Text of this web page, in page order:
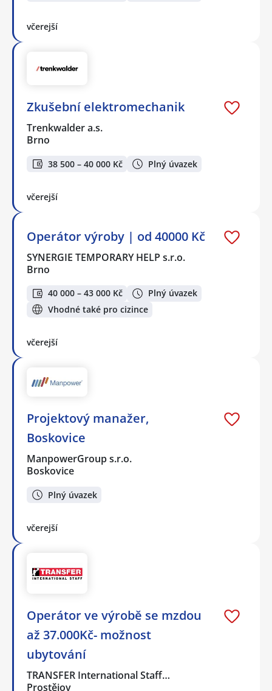
včerejší
Zkušební elektromechanik
Trenkwalder a.s.
Brno
38 500 – 40 000 Kč Plný úvazek
včerejší
Operátor výroby | od 40000 Kč
SYNERGIE TEMPORARY HELP s.r.o.
Brno
40 000 – 43 000 Kč
Plný úvazek
Vhodné také pro cizince
včerejší
Projektový manažer,
Boskovice
ManpowerGroup s.r.o.
Boskovice
Plný úvazek
včerejší
Operátor ve výrobě se mzdou
až 37.000Kč- možnost
ubytování
TRANSFER International Staff…
Prostějov